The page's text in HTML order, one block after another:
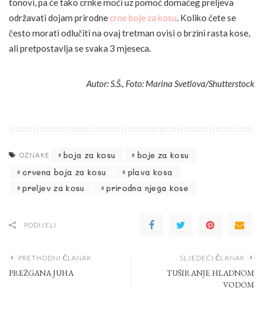
tonovi, pa će tako crnke moći uz pomoć domaćeg preljeva
održavati dojam prirodnecrne boje za kosu. Koliko ćete se
često morati odlučiti na ovaj tretman ovisi o brzini rasta kose,
ali pretpostavlja se svaka 3 mjeseca.
Autor: S.Š., Foto: Marina Svetlova/Shutterstock
OZNAKE boja za kosu
boje za kosu
crvena boja za kosu
plava kosa
preljev za kosu
prirodna njega kose
PODIJELI
PRETHODNI ČLANAK
PREŽGANA JUHA
SLJEDEĆI ČLANAK
TUŠIRANJE HLADNOM
VODOM